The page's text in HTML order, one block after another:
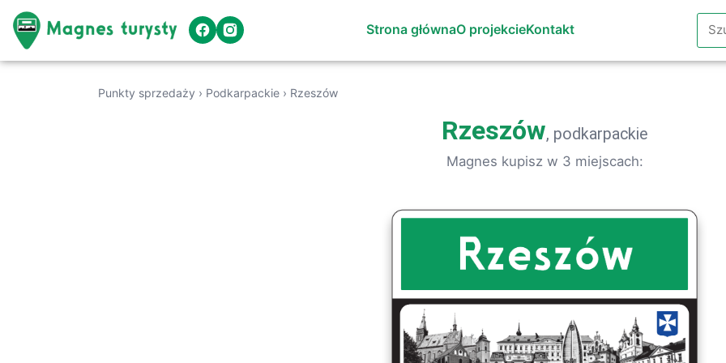
Strona głównaO projekcieKontakt
Punkty sprzedaży › Podkarpackie › Rzeszów
Rzeszów, podkarpackie
Magnes kupisz w 3 miejscach: